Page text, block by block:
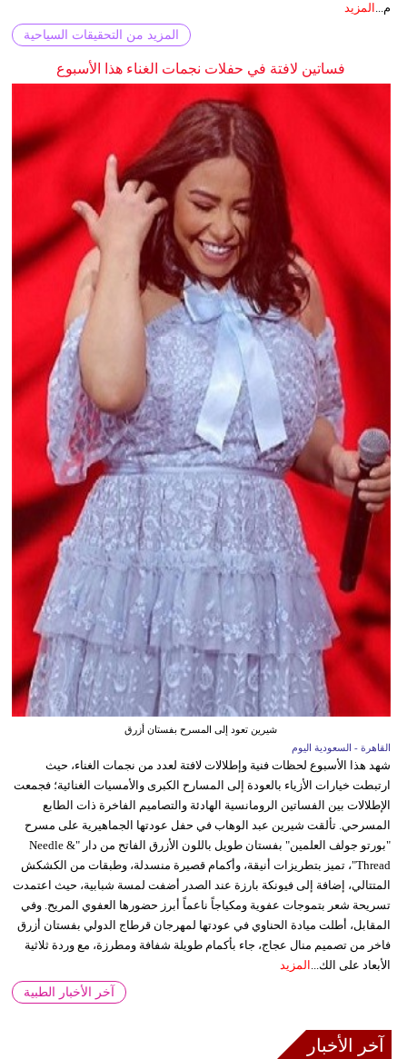
م... المزيد
المزيد من التحقيقات السياحية
فساتين لافتة في حفلات نجمات الغناء هذا الأسبوع
شيرين تعود إلى المسرح بفستان أزرق
القاهرة - السعودية اليوم
شهد هذا الأسبوع لحظات فنية وإطلالات لافتة لعدد من نجمات الغناء، حيث
ارتبطت خيارات الأزياء بالعودة إلى المسارح الكبرى والأمسيات الغنائية؛ فجمعت
الإطلالات بين الفساتين الرومانسية الهادئة والتصاميم الفاخرة ذات الطابع
المسرحي. تألقت شيرين عبد الوهاب في حفل عودتها الجماهيرية على مسرح
"بورتو جولف العلمين" بفستان طويل باللون الأزرق الفاتح من دار "Needle &
Thread"، تميز بتطريزات أنيقة، وأكمام قصيرة منسدلة، وطبقات من الكشكش
المتتالي، إضافة إلى فيونكة بارزة عند الصدر أضفت لمسة شبابية، حيث اعتمدت
تسريحة شعر بتموجات عفوية ومكياجاً ناعماً أبرز حضورها العفوي المريح. وفي
المقابل، أطلت ميادة الحناوي في عودتها لمهرجان قرطاج الدولي بفستان أزرق
فاخر من تصميم منال عجاج، جاء بأكمام طويلة شفافة ومطرزة، مع وردة ثلاثية
الأبعاد على الك... المزيد
آخر الأخبار الطبية
آخر الأخبار